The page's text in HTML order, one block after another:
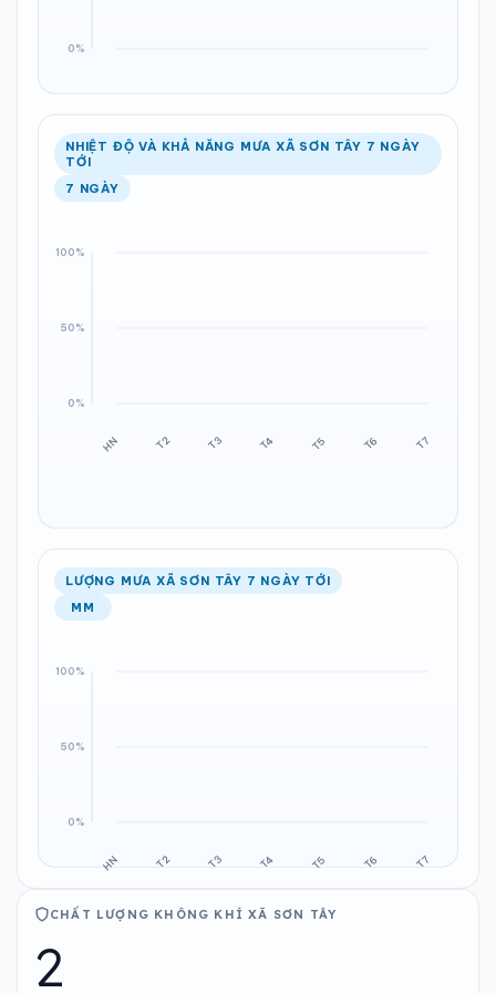
NHIỆT ĐỘ VÀ KHẢ NĂNG MƯA XÃ SƠN TÂY 7 NGÀY
TỚI
7 NGÀY
LƯỢNG MƯA XÃ SƠN TÂY 7 NGÀY TỚI
MM
CHẤT LƯỢNG KHÔNG KHÍ XÃ SƠN TÂY
2